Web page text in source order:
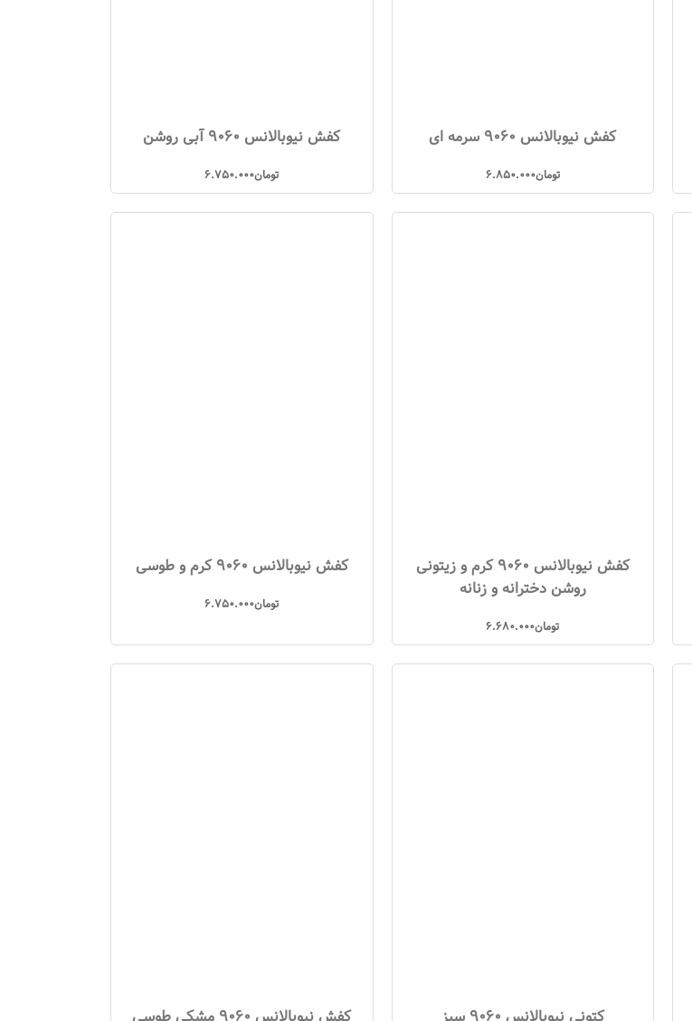
کفش نیوبالانس 9060 سرمه ای
تومان6.850.000
کفش نیوبالانس 9060 آبی روشن
تومان6.750.000
کفش نیوبالانس 9060 کرم و زیتونی
روشن دخترانه و زنانه
تومان6.680.000
کفش نیوبالانس 9060 کرم و طوسی
تومان6.750.000